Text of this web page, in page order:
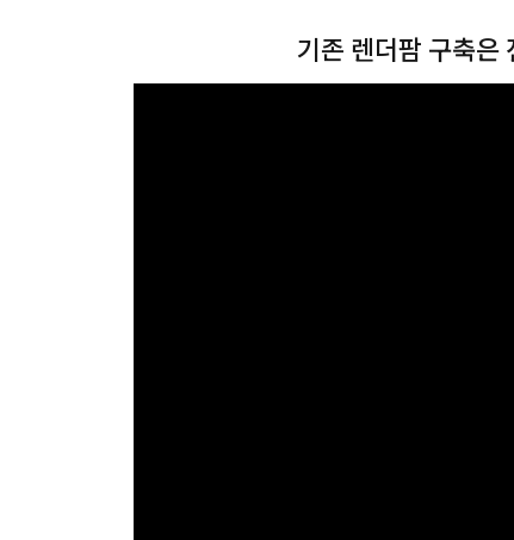
기존 렌더팜 구축은